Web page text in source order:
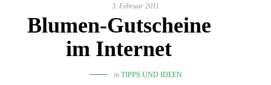
3. Februar 2011
Blumen-Gutscheine
im Internet
in TIPPS UND IDEEN